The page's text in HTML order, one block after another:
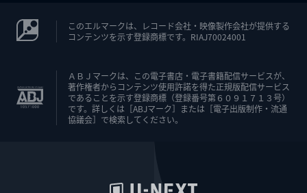
このエルマークは、レコード会社・映像製作会社が提供する
コンテンツを示す登録商標です。RIAJ70024001
ＡＢＪマークは、この電子書店・電子書籍配信サービスが、
著作権者からコンテンツ使用許諾を得た正規版配信サービス
であることを示す登録商標（登録番号第６０９１７１３号）
です。詳しくは［ABJマーク］または［電子出版制作・流通
協議会］で検索してください。